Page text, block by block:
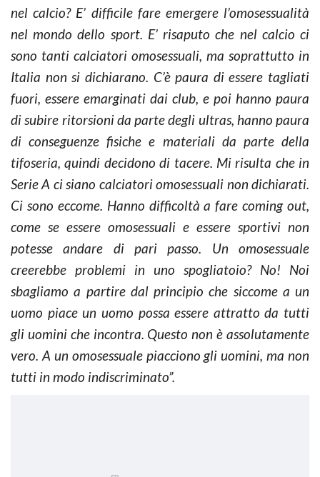
nel calcio? E’ difficile fare emergere l’omosessualità
nel mondo dello sport. E’ risaputo che nel calcio ci
sono tanti calciatori omosessuali, ma soprattutto in
Italia non si dichiarano. C’è paura di essere tagliati
fuori, essere emarginati dai club, e poi hanno paura
di subire ritorsioni da parte degli ultras, hanno paura
di conseguenze fisiche e materiali da parte della
tifoseria, quindi decidono di tacere. Mi risulta che in
Serie A ci siano calciatori omosessuali non dichiarati.
Ci sono eccome. Hanno difficoltà a fare coming out,
come se essere omosessuali e essere sportivi non
potesse andare di pari passo. Un omosessuale
creerebbe problemi in uno spogliatoio? No! Noi
sbagliamo a partire dal principio che siccome a un
uomo piace un uomo possa essere attratto da tutti
gli uomini che incontra. Questo non è assolutamente
vero. A un omosessuale piacciono gli uomini, ma non
tutti in modo indiscriminato”.